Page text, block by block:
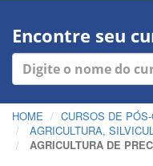
Encontre seu
HOME
CURSOS DE
AGRICULTURA,
AGRICULTURA DE